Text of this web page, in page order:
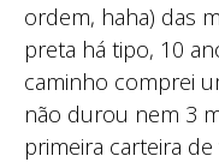
ordem, haha) das
preta há tipo, 10
caminho comprei
não durou nem 3
primeira carteira de